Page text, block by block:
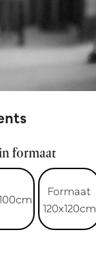
formaat
Formaat
120x120cm